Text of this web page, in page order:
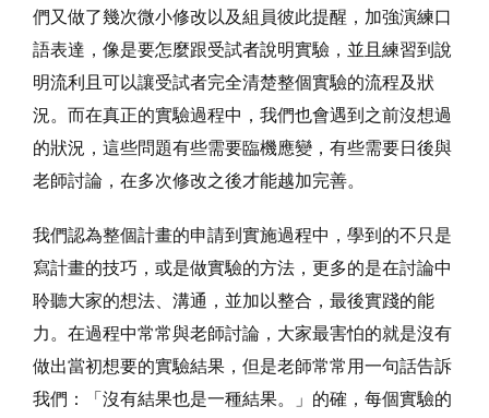
們又做了幾次微小修改以及組員彼此提醒，加強演練口
語表達，像是要怎麼跟受試者說明實驗，並且練習到說
明流利且可以讓受試者完全清楚整個實驗的流程及狀
況。而在真正的實驗過程中，我們也會遇到之前沒想過
的狀況，這些問題有些需要臨機應變，有些需要日後與
老師討論，在多次修改之後才能越加完善。
我們認為整個計畫的申請到實施過程中，學到的不只是
寫計畫的技巧，或是做實驗的方法，更多的是在討論中
聆聽大家的想法、溝通，並加以整合，最後實踐的能
力。在過程中常常與老師討論，大家最害怕的就是沒有
做出當初想要的實驗結果，但是老師常常用一句話告訴
我們：「沒有結果也是一種結果。」的確，每個實驗的